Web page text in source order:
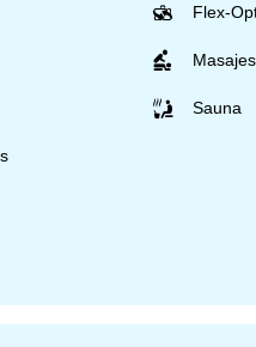
Flex-
Masajes
Sauna